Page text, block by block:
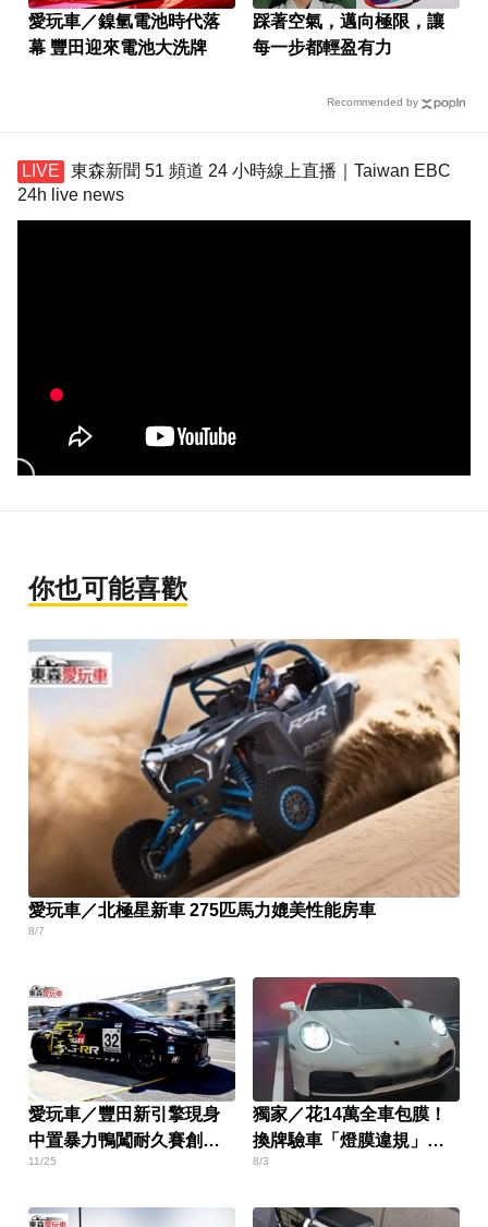
愛玩車／鎳氫電池時代落
幕 豐田迎來電池大洗牌
踩著空氣，邁向極限，讓
每一步都輕盈有力
Recommended by
東森新聞 51 頻道 24 小時線上直播｜Taiwan EBC
24h live news
你也可能喜歡
愛玩車／北極星新車 275匹馬力媲美性能房車
8/7
愛玩車／豐田新引擎現身
中置暴力鴨闖耐久賽創佳
績
11/25
獨家／花14萬全車包膜！
換牌驗車「燈膜違規」當
場被撕
8/3